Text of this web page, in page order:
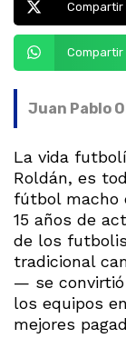
Juan Pablo
La vida
Roldán, es
fútbol macho
15 años de
de los
tradicional
— se convirtió
los equipos
mejores